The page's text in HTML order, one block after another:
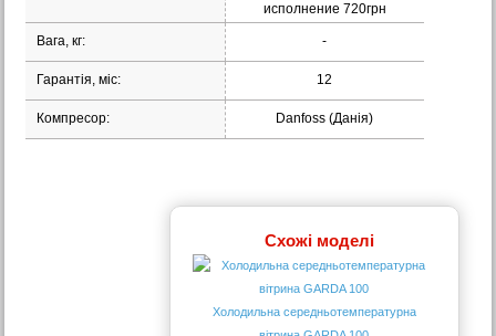
исполнение 720грн
Вага, кг: -
Гарантія, міс: 12
Компресор: Danfoss (Данія)
Схожі моделі
Холодильна середньотемпературна